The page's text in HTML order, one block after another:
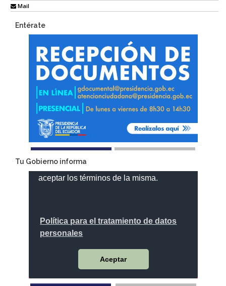
Mail
Entérate
Tu Gobierno informa